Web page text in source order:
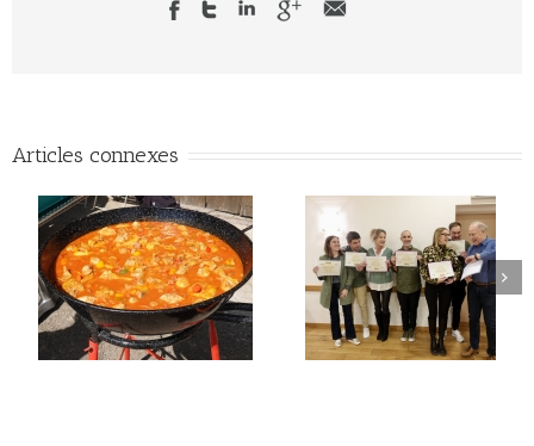
Articles connexes